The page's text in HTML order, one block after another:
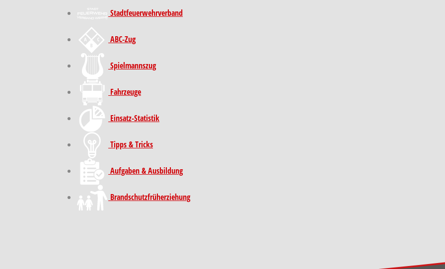
Stadt­feuer­wehr­verband
ABC-Zug
Spielmannszug
Fahrzeuge
Einsatz-Statistik
Tipps & Tricks
Aufgaben & Ausbildung
Brand­schutz­früh­erziehung